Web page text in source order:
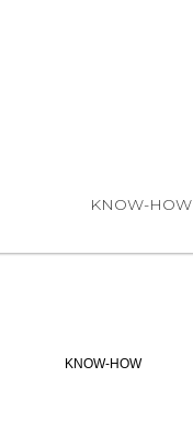
KNOW-HOW
KNOW-HOW